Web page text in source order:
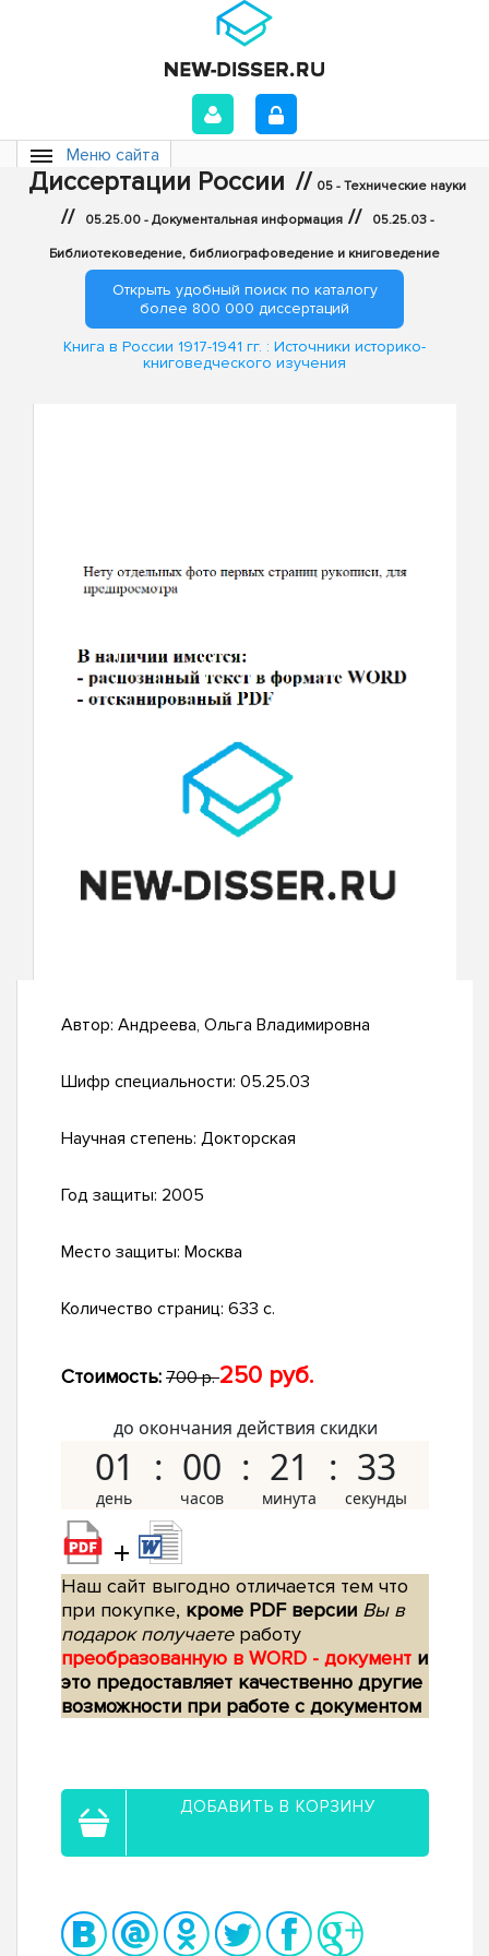
Меню сайта
Диссертации России // 05 - Технические науки
// 05.25.00 - Документальная информация // 05.25.03 -
Библиотековедение, библиографоведение и книговедение
Открыть удобный поиск по каталогу
более 800 000 диссертаций
Книга в России 1917-1941 гг. : Источники историко-
книговедческого изучения
Автор: Андреева, Ольга Владимировна
Шифр специальности: 05.25.03
Научная степень: Докторская
Год защиты: 2005
Место защиты: Москва
Количество страниц: 633 с.
Стоимость: 700 р.250 руб.
до окончания действия скидки
01 00 21 32
+
Наш сайт выгодно отличается тем что
при покупке, кроме PDF версии Вы в
подарок получаетеработу
преобразованную в WORD - документ и
это предоставляет качественно другие
возможности при работе с документом
ДОБАВИТЬ В КОРЗИНУ